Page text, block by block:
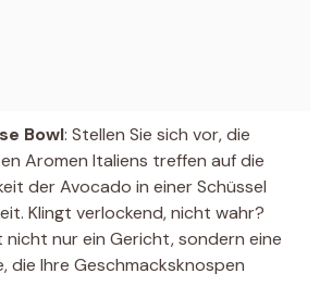
Bowl: Stellen Sie sich vor, die
Aromen Italiens treffen auf die
der Avocado in einer Schüssel
Klingt verlockend, nicht wahr?
nicht nur ein Gericht, sondern eine
die Ihre Geschmacksknospen